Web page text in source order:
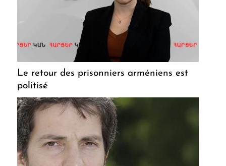
Le retour des prisonniers arméniens est
politisé